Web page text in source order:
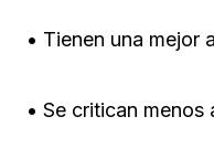
• Tienen una mejor
• Se critican menos